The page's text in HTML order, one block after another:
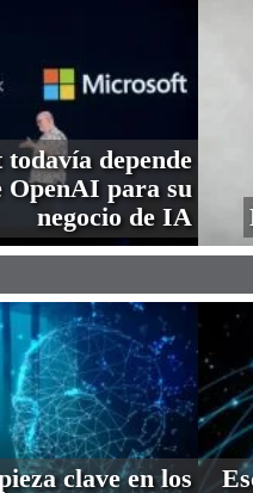
depende
OpenAI para su
negocio de IA
clave en los